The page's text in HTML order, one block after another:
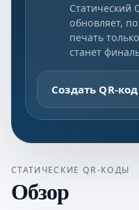
Статический
обновляет,
печать
станет
Создать QR-код
СТАТИЧЕСКИЕ QR-КОДЫ
Обзор